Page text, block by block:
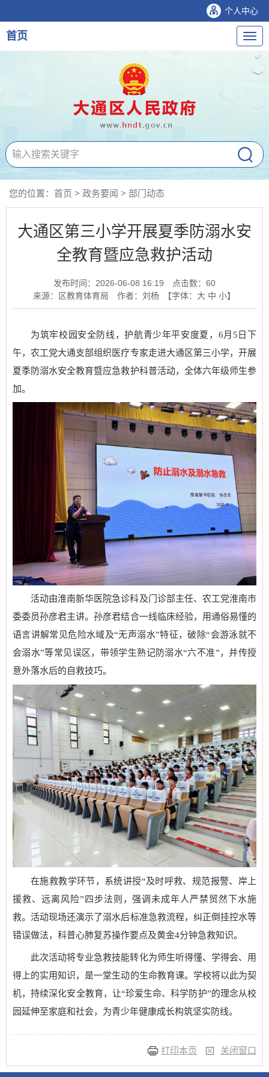
个人中心
导
航
首页
您的位置： 首页 > 政务要闻 > 部门动态
大通区第三小学开展夏季防溺水安
全教育暨应急救护活动
发布时间：2026-06-08 16:19 点击数： 60
来源：区教育体育局
作者：刘杨 【字体： 大 中 小】
为筑牢校园安全防线，护航青少年平安度夏，6月5日下
午，农工党大通支部组织医疗专家走进大通区第三小学，开展
夏季防溺水安全教育暨应急救护科普活动，全体六年级师生参
加。
活动由淮南新华医院急诊科及门诊部主任、农工党淮南市
委委员孙彦君主讲。孙彦君结合一线临床经验，用通俗易懂的
语言讲解常见危险水域及“无声溺水”特征，破除“会游泳就不
会溺水”等常见误区，带领学生熟记防溺水“六不准”，并传授
意外落水后的自救技巧。
在施救教学环节，系统讲授“及时呼救、规范报警、岸上
援救、远离风险”四步法则，强调未成年人严禁贸然下水施
救。活动现场还演示了溺水后标准急救流程，纠正倒挂控水等
错误做法，科普心肺复苏操作要点及黄金4分钟急救知识。
此次活动将专业急救技能转化为师生听得懂、学得会、用
得上的实用知识，是一堂生动的生命教育课。学校将以此为契
机，持续深化安全教育，让“珍爱生命、科学防护”的理念从校
园延伸至家庭和社会，为青少年健康成长构筑坚实防线。
打印本页 关闭窗口